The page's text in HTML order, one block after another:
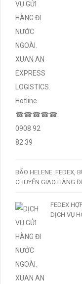
BÃO HELENE: FEDEX,
CHUYẾN GIAO HÀNG
FEDEX
DỊCH VỤ